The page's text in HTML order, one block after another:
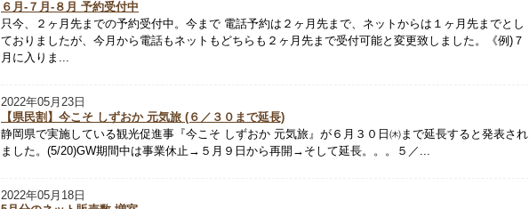
６月-７月-８月 予約受付中
只今、２ヶ月先までの予約受付中。今まで 電話予約は２ヶ月先まで、ネットからは１ヶ月先までとし
ておりましたが、今月から電話もネットもどちらも２ヶ月先まで受付可能と変更致しました。《例)７
月に入りま...
2022年05月23日
【県民割】今こそ しずおか 元気旅 (６／３０まで延長)
静岡県で実施している観光促進事『今こそ しずおか 元気旅』が６月３０日㈭まで延長すると発表され
ました。(5/20)GW期間中は事業休止→５月９日から再開→そして延長。。。５／...
2022年05月18日